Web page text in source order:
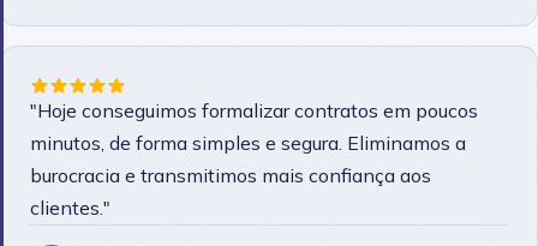
"Hoje conseguimos formalizar contratos em poucos
minutos, de forma simples e segura. Eliminamos a
burocracia e transmitimos mais confiança aos
clientes."